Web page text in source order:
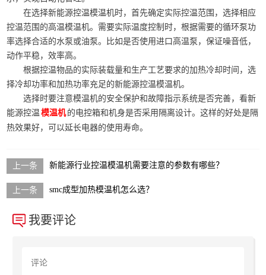
在选择新能源控温模温机时，首先确定实际控温范围，选择相应
控温范围的高温模温机。需要实际温度控制时，根据需要的循环泵功
率选择合适的水泵或油泵。比如是否使用进口高温泵，保证噪音低，
动作平稳，效率高。
根据控温物品的实际装载量和生产工艺要求的加热冷却时间，选
择冷却功率和加热功率充足的新能源控温模温机。
选择时要注意模温机的安全保护和故障指示系统是否完善，看新
能源控温 模温机的电控箱和机身是否采用隔离设计。这样的好处是隔
热效果好，可以延长电器的使用寿命。
新能源行业控温模温机需要注意的参数有哪些？
smc成型加热模温机怎么选？
我要评论